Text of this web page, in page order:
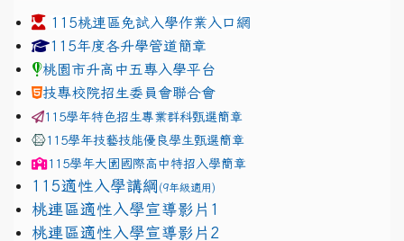
115桃連區免試入學作業入口網
link to https://www.jhjhs.tyc.edu.tw/modules/
115年度各升學管道簡章
桃園市升高中五專入學平台
技專校院招生委員會聯合會
115學年特色招生專業群科甄選簡章
115學年技藝技能優良學生甄選簡章
115學年大園國際高中特招入學簡章
115適性入學講綱 (9年級適用)
link to https://docs.google.com/presentation/d/
桃連區適性入學宣導影片1
link to https://docs.google.com/presentation/d/
桃連區適性入學宣導影片2